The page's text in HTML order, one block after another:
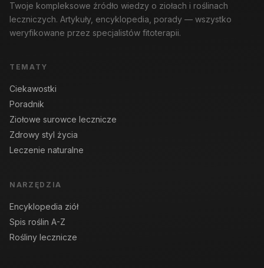
Twoje kompleksowe źródło wiedzy o ziołach i roślinach
leczniczych. Artykuły, encyklopedia, porady — wszystko
weryfikowane przez specjalistów fitoterapii.
TEMATY
Ciekawostki
Poradnik
Ziołowe surowce lecznicze
Zdrowy styl życia
Leczenie naturalne
NARZĘDZIA
Encyklopedia ziół
Spis roślin A-Z
Rośliny lecznicze